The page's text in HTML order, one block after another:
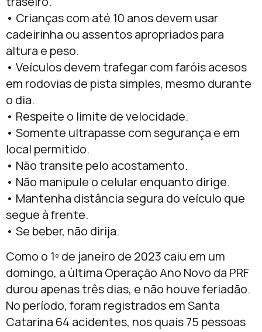
• Crianças com até 10 anos devem usar
cadeirinha ou assentos apropriados para
altura e peso.
• Veículos devem trafegar com faróis acesos
em rodovias de pista simples, mesmo durante
o dia.
• Respeite o limite de velocidade.
• Somente ultrapasse com segurança e em
local permitido.
• Não transite pelo acostamento.
• Não manipule o celular enquanto dirige.
• Mantenha distância segura do veículo que
segue à frente.
• Se beber, não dirija.
Como o 1º de janeiro de 2023 caiu em um
domingo, a última Operação Ano Novo da PRF
durou apenas três dias, e não houve feriadão.
No período, foram registrados em Santa
Catarina 64 acidentes, nos quais 75 pessoas